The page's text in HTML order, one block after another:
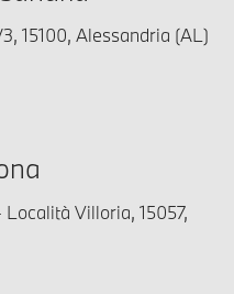
15100, Alessandria (AL)
Villoria, 15057,